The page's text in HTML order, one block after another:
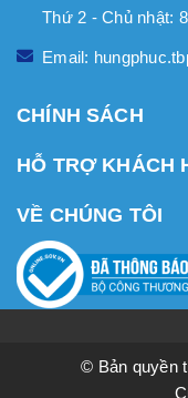
Thứ 2 - Chủ nhật:
Email:
CHÍNH SÁCH
HỖ TRỢ KHÁCH
VỀ CHÚNG TÔI
© Bản quyền